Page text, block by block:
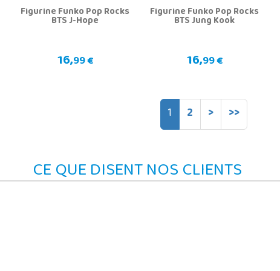
Figurine Funko Pop Rocks
BTS J-Hope
16,99 €
Figurine Funko Pop Rocks
BTS Jung Kook
16,99 €
1 2 > >>
CE QUE DISENT NOS CLIENTS